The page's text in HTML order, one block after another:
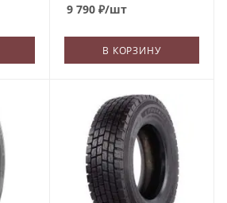
9 790₽/шт
В КОРЗИНУ